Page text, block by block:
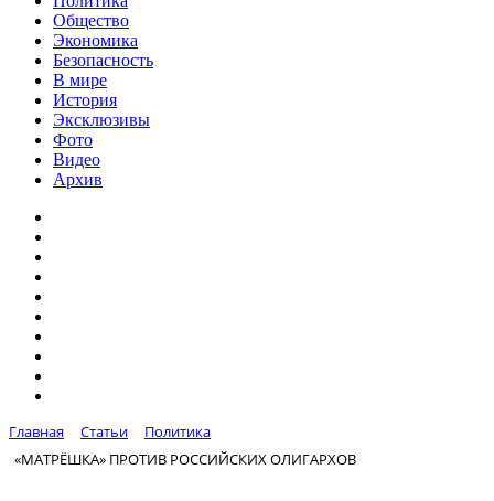
Общество
Экономика
Безопасность
В мире
История
Эксклюзивы
Фото
Видео
Архив
Главная Статьи
Политика
«МАТРЁШКА» ПРОТИВ РОССИЙСКИХ ОЛИГАРХОВ